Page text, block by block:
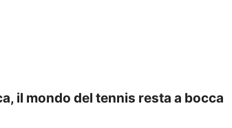
il mondo del tennis resta a bocca